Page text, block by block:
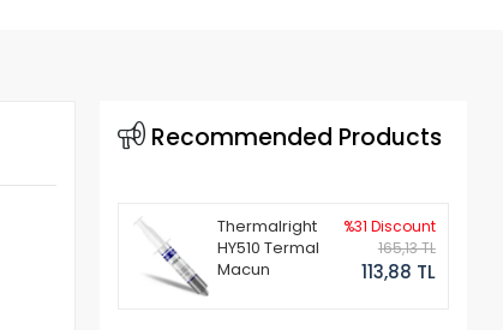
Recommended Products
Thermalright
HY510 Termal
Macun
%31 Discount
165,13 TL
113,88 TL